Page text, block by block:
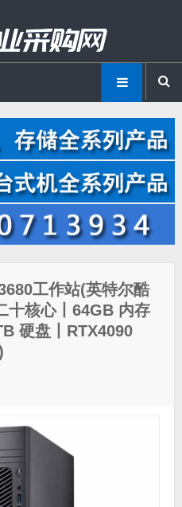
工作站(英特尔酷
十核心丨64GB 内存
硬盘丨RTX4090